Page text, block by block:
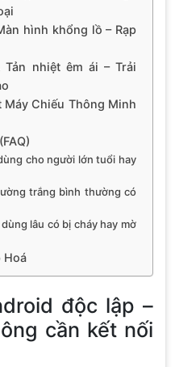
hình khổng lồ – Rạp
nhiệt êm ái – Trải
Chiếu Thông Minh
cho người lớn tuổi hay
trắng bình thường có
lâu có bị cháy hay mờ
Hoá
độc lập –
cần kết nối